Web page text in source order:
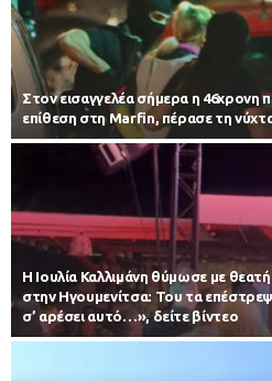
Στον εισαγγελέα σήμερα η 46χρονη
επίθεση στη Marfin, πέρασε τη
Η Ιουλία Καλλιμάνη θύμωσε με
στην Ηγουμενίτσα: Του τα
σ’ αρέσει αυτό…», δείτε βίντεο